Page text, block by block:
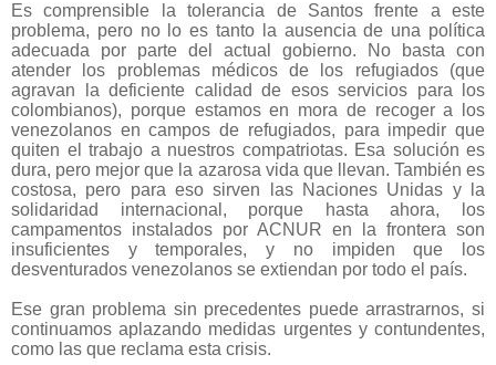
Es comprensible la tolerancia de Santos frente a este
problema, pero no lo es tanto la ausencia de una política
adecuada por parte del actual gobierno. No basta con
atender los problemas médicos de los refugiados (que
agravan la deficiente calidad de esos servicios para los
colombianos), porque estamos en mora de recoger a los
venezolanos en campos de refugiados, para impedir que
quiten el trabajo a nuestros compatriotas. Esa solución es
dura, pero mejor que la azarosa vida que llevan. También es
costosa, pero para eso sirven las Naciones Unidas y la
solidaridad internacional, porque hasta ahora, los
campamentos instalados por ACNUR en la frontera son
insuficientes y temporales, y no impiden que los
desventurados venezolanos se extiendan por todo el país.
Ese gran problema sin precedentes puede arrastrarnos, si
continuamos aplazando medidas urgentes y contundentes,
como las que reclama esta crisis.